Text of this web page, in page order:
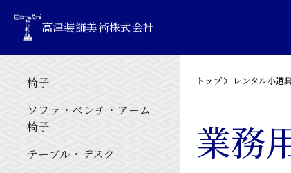
高津装飾美術株式会社
椅子
ソファ・ベンチ・アーム
椅子
テーブル・デスク
トップ レンタル小道
業務